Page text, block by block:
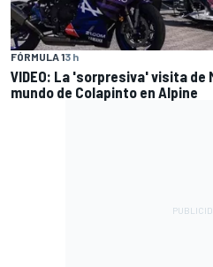
FÓRMULA 13 h
VIDEO: La 'sorpresiva' visita de
mundo de Colapinto en Alpine